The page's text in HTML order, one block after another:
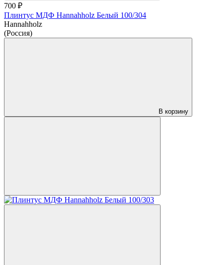
700 ₽
Плинтус МДФ Hannahholz Белый 100/304
Hannahholz
(Россия)
В корзину